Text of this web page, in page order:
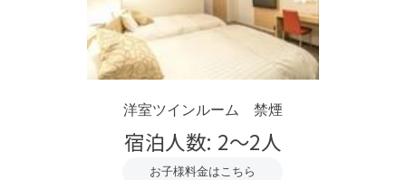
※刺青・タトゥーのあるお客様はご入浴いただけません。
予めご了承くださいませ。
洋室ツインルーム 禁煙
宿泊人数: 2～2人
お子様料金はこちら